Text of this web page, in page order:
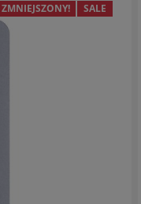
ZMNIEJSZONY! SALE